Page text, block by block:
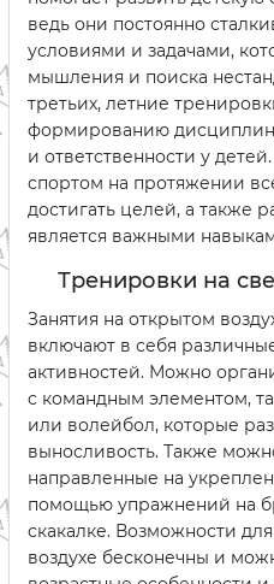
ведь они постоянно
условиями и задачами,
мышления и поиска
третьих, летние
формированию
и ответственности у
спортом на протяжении
достигать целей, а также
является важными
Тренировки на
Занятия на открытом
включают в себя
активностей. Можно
с командным элементом,
или волейбол, которые
выносливость. Также
направленные на
помощью упражнений на
скакалке. Возможности
воздухе бесконечны и